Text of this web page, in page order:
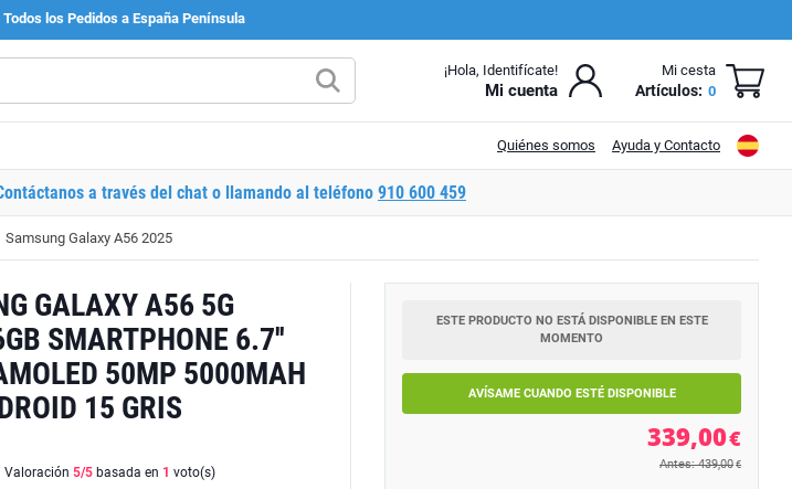
los Pedidos a España Península
¡Hola, Identifícate!
Mi cuenta
Mi cesta
Artículos: 0
Quiénes somos Ayuda y Contacto
a través del chat o llamando al teléfono 910 600 459
Samsung Galaxy A56 2025
GALAXY A56 5G
SMARTPHONE 6.7''
50MP 5000MAH
15 GRIS
Valoración 5/5 basada en 1 voto(s)
ESTE PRODUCTO NO ESTÁ DISPONIBLE EN ESTE
MOMENTO
AVÍSAME CUANDO ESTÉ DISPONIBLE
339,00€
Antes: 439,00 €